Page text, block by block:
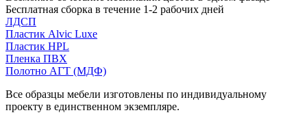
Бесплатная сборка в течение 1-2 рабочих дней
ЛДСП
Пластик Alvic Luxe
Пластик HPL
Пленка ПВХ
Полотно АГТ (МДФ)
Все образцы мебели изготовлены по индивидуальному
проекту в единственном экземпляре.